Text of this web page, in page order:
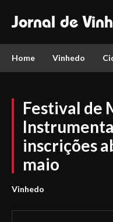
Jornal de
Home Vinhedo
Festival de
inscrições
maio
Vinhedo